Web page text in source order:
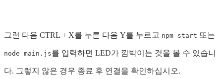
그런 다음 CTRL + X를 누른 다음 Y를 누르고 npm start 또는
node main.js를 입력하면 LED가 깜박이는 것을 볼 수 있습니
다. 그렇지 않은 경우 종료 후 연결을 확인하십시오.